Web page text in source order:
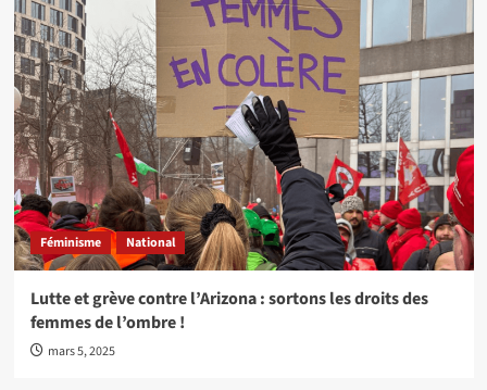
Féminisme National
Lutte et grève contre l’Arizona : sortons les droits des
femmes de l’ombre !
mars 5, 2025